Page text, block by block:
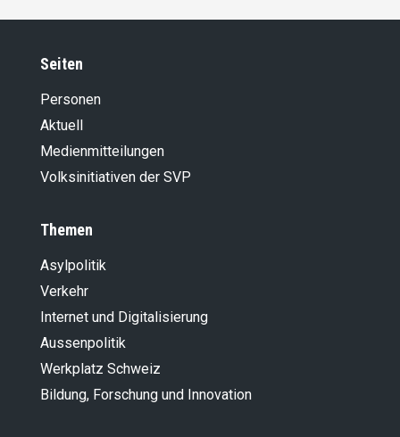
Seiten
Personen
Aktuell
Medienmitteilungen
Volksinitiativen der SVP
Themen
Asylpolitik
Verkehr
Internet und Digitalisierung
Aussenpolitik
Werkplatz Schweiz
Bildung, Forschung und Innovation